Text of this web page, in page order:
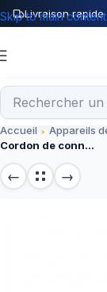
Livraison
Skip to main content
Accueil Appareils
Cordon de connexion banane-banane 4 mm jaune 1M